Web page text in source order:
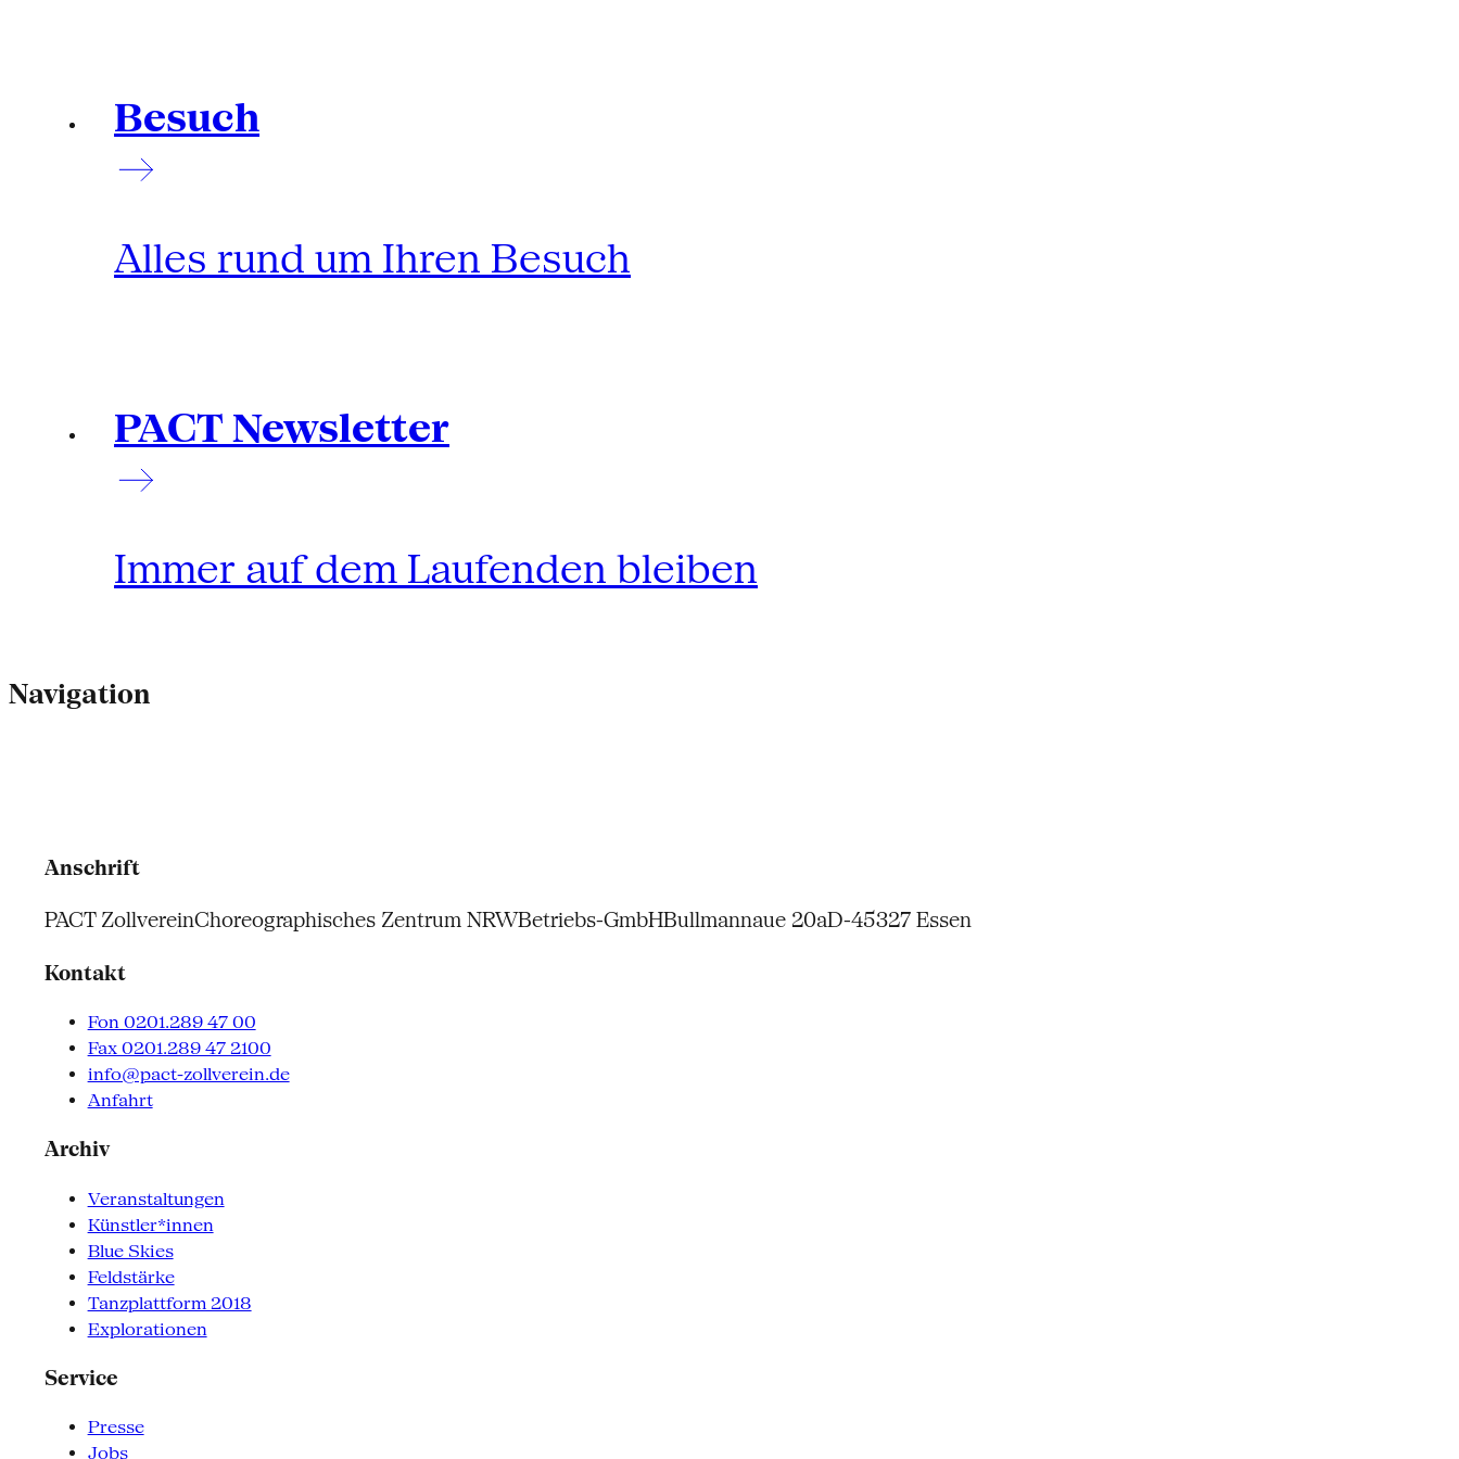
Besuch
Alles rund um Ihren Besuch
PACT Newsletter
Immer auf dem Laufenden bleiben
Navigation
Anschrift
PACT ZollvereinChoreographisches Zentrum NRWBetriebs-GmbHBullmannaue 20aD-45327 Essen
Kontakt
Fon 0201.289 47 00
Fax 0201.289 47 2100
info@pact-zollverein.de
Anfahrt
Archiv
Veranstaltungen
Künstler*innen
Blue Skies
Feldstärke
Tanzplattform 2018
Explorationen
Service
Presse
Jobs